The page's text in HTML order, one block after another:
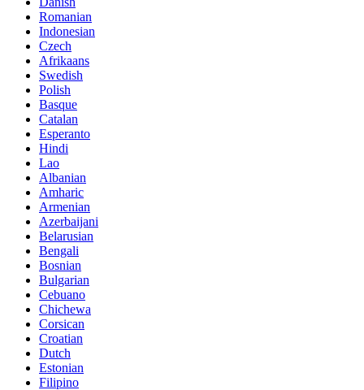
Romanian
Indonesian
Czech
Afrikaans
Swedish
Polish
Basque
Catalan
Esperanto
Hindi
Lao
Albanian
Amharic
Armenian
Azerbaijani
Belarusian
Bengali
Bosnian
Bulgarian
Cebuano
Chichewa
Corsican
Croatian
Dutch
Estonian
Filipino